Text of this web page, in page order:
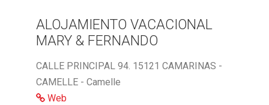
ALOJAMIENTO VACACIONAL
MARY & FERNANDO
CALLE PRINCIPAL 94. 15121 CAMARINAS -
CAMELLE - Camelle
Web